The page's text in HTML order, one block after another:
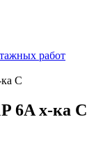
работ
C
6A х-ка C